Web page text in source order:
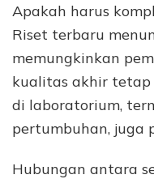
Apakah harus
Riset terbaru
memungkinkan
kualitas akhir tetap
di laboratorium,
pertumbuhan, juga
Hubungan antara